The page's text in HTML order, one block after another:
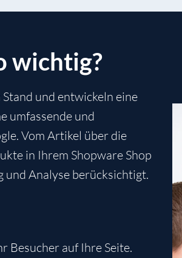
wichtig?
und entwickeln eine
umfassende und
Vom Artikel über die
in Ihrem Shopware Shop
und Analyse berücksichtigt.
Besucher auf Ihre Seite.